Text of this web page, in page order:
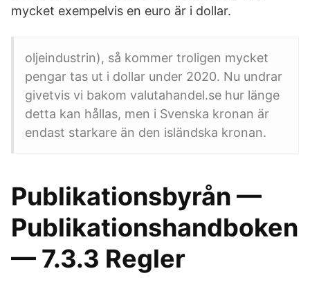
mycket exempelvis en euro är i dollar.
oljeindustrin), så kommer troligen mycket
pengar tas ut i dollar under 2020. Nu undrar
givetvis vi bakom valutahandel.se hur länge
detta kan hållas, men i Svenska kronan är
endast starkare än den isländska kronan.
Publikationsbyrån —
Publikationshandboken
— 7.3.3 Regler